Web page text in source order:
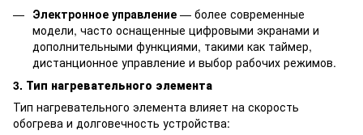
Электронное управление — более современные
модели, часто оснащенные цифровыми экранами и
дополнительными функциями, такими как таймер,
дистанционное управление и выбор рабочих режимов.
3. Тип нагревательного элемента
Тип нагревательного элемента влияет на скорость
обогрева и долговечность устройства: